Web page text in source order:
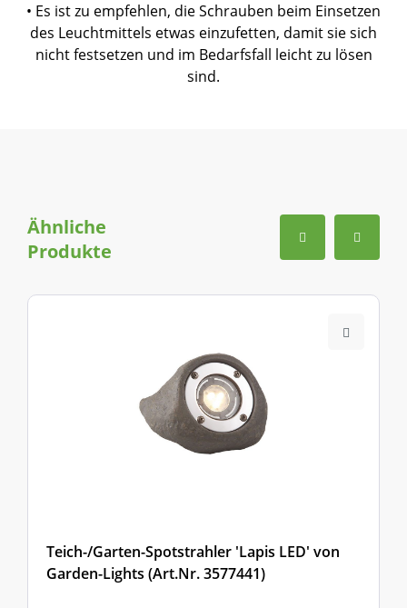
• Es ist zu empfehlen, die Schrauben beim Einsetzen
des Leuchtmittels etwas einzufetten, damit sie sich
nicht festsetzen und im Bedarfsfall leicht zu lösen
sind.
Ähnliche
Produkte
Teich-/Garten-Spotstrahler 'Lapis LED' von
Garden-Lights (Art.Nr. 3577441)